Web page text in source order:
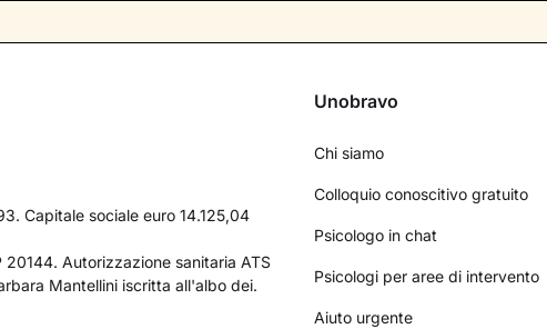
Capitale sociale euro 14.125,04
20144. Autorizzazione sanitaria ATS
Mantellini iscritta all'albo dei.
Unobravo
Chi siamo
Colloquio conoscitivo gratuito
Psicologo in chat
Psicologi per aree di intervento
Aiuto urgente